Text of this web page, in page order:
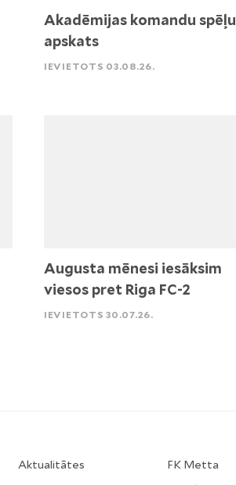
Akadēmijas komandu spēļu
apskats
IEVIETOTS 03.08.26.
Augusta mēnesi iesāksim
viesos pret Riga FC-2
IEVIETOTS 30.07.26.
Aktualitātes
FK Metta